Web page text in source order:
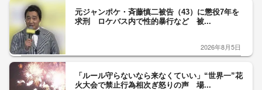
元ジャンポケ・斉藤慎二被告（43）に懲役7年を
求刑 ロケバス内で性的暴行など 被...
2026年8月5日
「ルール守らないなら来なくていい」“世界一”花
火大会で禁止行為相次ぎ怒りの声 場...